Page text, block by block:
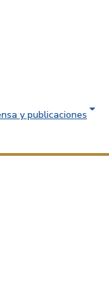
y publicaciones